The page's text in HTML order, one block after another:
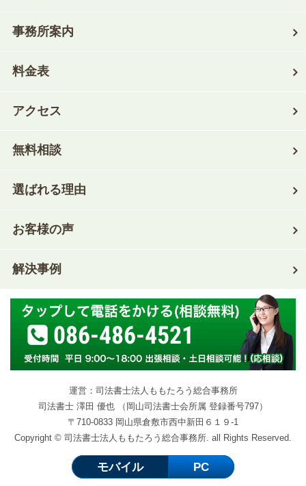
事務所案内
料金表
アクセス
無料相談
選ばれる理由
お客様の声
解決事例
086-486-4521
運営：司法書士法人ももたろう総合事務所
司法書士 澤田 優也 （岡山司法書士会所属 登録番号797）
〒710-0833 岡山県倉敷市西中新田６１９-1
Copyright © 司法書士法人ももたろう総合事務所. all Rights Reserved.
モバイル PC